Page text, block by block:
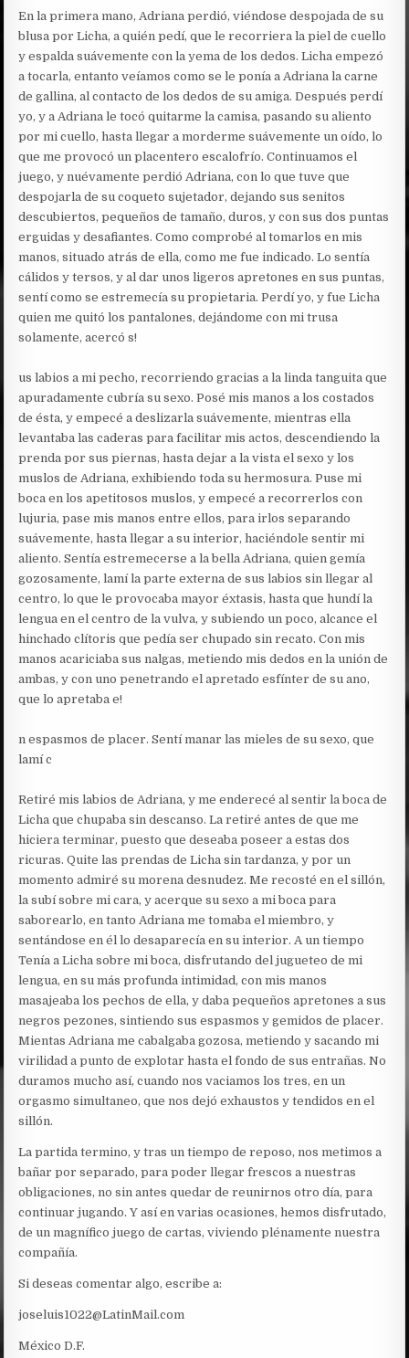
En la primera mano, Adriana perdió, viéndose despojada de su
blusa por Licha, a quién pedí, que le recorriera la piel de cuello
y espalda suávemente con la yema de los dedos. Licha empezó
a tocarla, entanto veíamos como se le ponía a Adriana la carne
de gallina, al contacto de los dedos de su amiga. Después perdí
yo, y a Adriana le tocó quitarme la camisa, pasando su aliento
por mi cuello, hasta llegar a morderme suávemente un oído, lo
que me provocó un placentero escalofrío. Continuamos el
juego, y nuévamente perdió Adriana, con lo que tuve que
despojarla de su coqueto sujetador, dejando sus senitos
descubiertos, pequeños de tamaño, duros, y con sus dos puntas
erguidas y desafiantes. Como comprobé al tomarlos en mis
manos, situado atrás de ella, como me fue indicado. Lo sentía
cálidos y tersos, y al dar unos ligeros apretones en sus puntas,
sentí como se estremecía su propietaria. Perdí yo, y fue Licha
quien me quitó los pantalones, dejándome con mi trusa
solamente, acercó s!
us labios a mi pecho, recorriendo gracias a la linda tanguita que
apuradamente cubría su sexo. Posé mis manos a los costados
de ésta, y empecé a deslizarla suávemente, mientras ella
levantaba las caderas para facilitar mis actos, descendiendo la
prenda por sus piernas, hasta dejar a la vista el sexo y los
muslos de Adriana, exhibiendo toda su hermosura. Puse mi
boca en los apetitosos muslos, y empecé a recorrerlos con
lujuria, pase mis manos entre ellos, para irlos separando
suávemente, hasta llegar a su interior, haciéndole sentir mi
aliento. Sentía estremecerse a la bella Adriana, quien gemía
gozosamente, lamí la parte externa de sus labios sin llegar al
centro, lo que le provocaba mayor éxtasis, hasta que hundí la
lengua en el centro de la vulva, y subiendo un poco, alcance el
hinchado clítoris que pedía ser chupado sin recato. Con mis
manos acariciaba sus nalgas, metiendo mis dedos en la unión de
ambas, y con uno penetrando el apretado esfínter de su ano,
que lo apretaba e!
n espasmos de placer. Sentí manar las mieles de su sexo, que
lamí c
Retiré mis labios de Adriana, y me enderecé al sentir la boca de
Licha que chupaba sin descanso. La retiré antes de que me
hiciera terminar, puesto que deseaba poseer a estas dos
ricuras. Quite las prendas de Licha sin tardanza, y por un
momento admiré su morena desnudez. Me recosté en el sillón,
la subí sobre mi cara, y acerque su sexo a mi boca para
saborearlo, en tanto Adriana me tomaba el miembro, y
sentándose en él lo desaparecía en su interior. A un tiempo
Tenía a Licha sobre mi boca, disfrutando del jugueteo de mi
lengua, en su más profunda intimidad, con mis manos
masajeaba los pechos de ella, y daba pequeños apretones a sus
negros pezones, sintiendo sus espasmos y gemidos de placer.
Mientas Adriana me cabalgaba gozosa, metiendo y sacando mi
virilidad a punto de explotar hasta el fondo de sus entrañas. No
duramos mucho así, cuando nos vaciamos los tres, en un
orgasmo simultaneo, que nos dejó exhaustos y tendidos en el
sillón.
La partida termino, y tras un tiempo de reposo, nos metimos a
bañar por separado, para poder llegar frescos a nuestras
obligaciones, no sin antes quedar de reunirnos otro día, para
continuar jugando. Y así en varias ocasiones, hemos disfrutado,
de un magnífico juego de cartas, viviendo plénamente nuestra
compañía.
Si deseas comentar algo, escribe a:
joseluis1022@LatinMail.com
México D.F.